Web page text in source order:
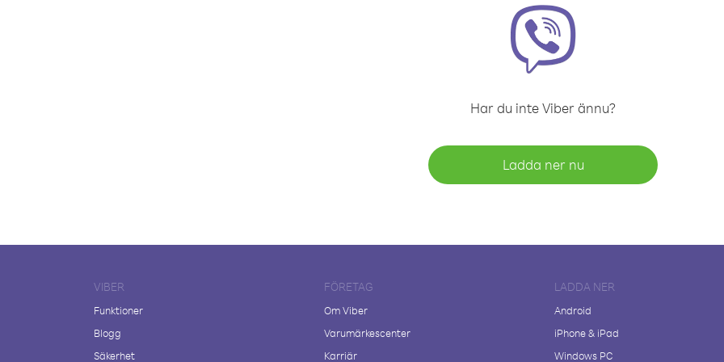
Har du inte Viber ännu?
Ladda ner nu
VIBER
Funktioner
Blogg
Säkerhet
FÖRETAG
Om Viber
Varumärkescenter
Karriär
LADDA NER
Android
iPhone & iPad
Windows PC